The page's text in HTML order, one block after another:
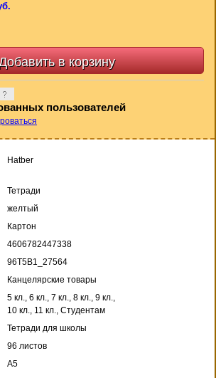
пользователей
Hatber
Тетради
желтый
Картон
4606782447338
96Т5В1_27564
Канцелярские товары
5 кл., 6 кл., 7 кл., 8 кл., 9 кл.,
10 кл., 11 кл., Студентам
Тетради для школы
96 листов
А5